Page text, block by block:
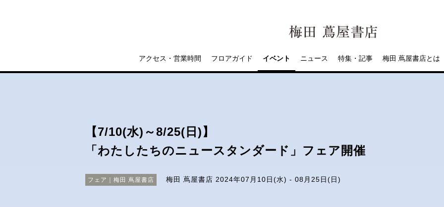
アクセス・営業時間 フロアガイド イベント ニュース 特集・記事 梅田 蔦屋書店とは
【7/10(水)～8/25(日)】
「わたしたちのニュースタンダード」フェア開催
フェア｜梅田 蔦屋書店 梅田 蔦屋書店 2024年07月10日(水) - 08月25日(日)